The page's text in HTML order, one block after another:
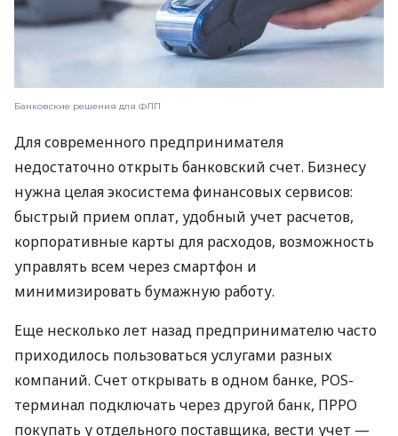
Банковские решения для ФЛП
Для современного предпринимателя
недостаточно открыть банковский счет. Бизнесу
нужна целая экосистема финансовых сервисов:
быстрый прием оплат, удобный учет расчетов,
корпоративные карты для расходов, возможность
управлять всем через смартфон и
минимизировать бумажную работу.
Еще несколько лет назад предпринимателю часто
приходилось пользоваться услугами разных
компаний. Счет открывать в одном банке, POS-
терминал подключать через другой банк, ПРРО
покупать у отдельного поставщика, вести учет —